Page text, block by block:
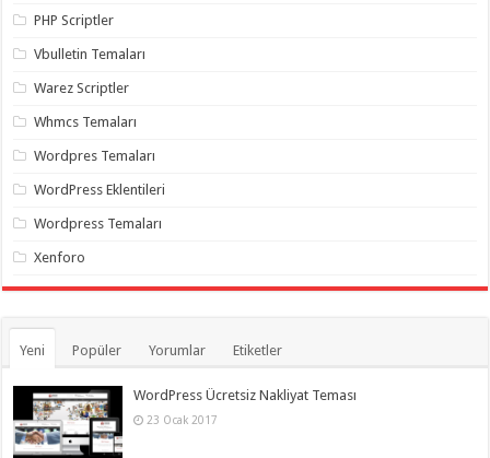
gaziantep
twitter
hilesi ,
takipçi
instagram
hilesi ,
PHP Scriptler
Vbulletin Temaları
Warez Scriptler
Whmcs Temaları
Wordpres Temaları
WordPress Eklentileri
Wordpress Temaları
Xenforo
Yeni Popüler Yorumlar Etiketler
WordPress Ücretsiz Nakliyat Teması
23 Ocak 2017